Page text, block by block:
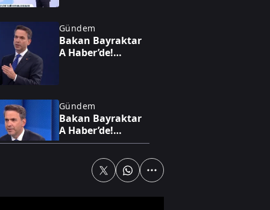
oyunu değiştiriyor
Gündem
Bakan Bayraktar
A Haber’de!
milyarlarca
dolarlık hamle
Gündem
Bakan Bayraktar
A Haber’de!
Karadeniz'de yeni
Türkiye
Bulgaristan'da
Bakan